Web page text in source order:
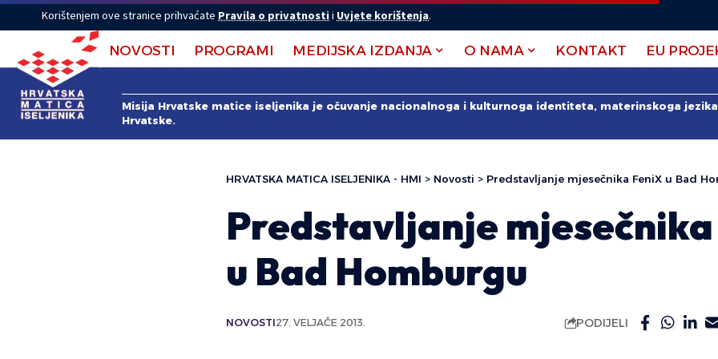
Korištenjem ove stranice prihvaćate Pravila o privatnostii Uvjete korištenja.
NOVOSTI PROGRAMI MEDIJSKA IZDANJA O NAMA KONTAKT EU
Misija Hrvatske matice iseljenika je očuvanje nacionalnoga i kulturnoga identiteta, materinskoga
Hrvatske.
HRVATSKA MATICA ISELJENIKA - HMI > Novosti > Predstavljanje mjesečnika FeniX u Bad
Predstavljanje
u Bad Homburgu
NOVOSTI27. VELJAČE 2013. PODIJELI